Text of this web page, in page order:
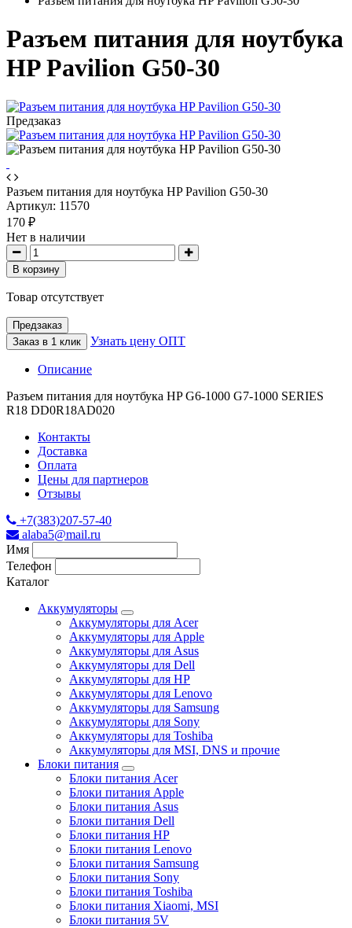
Разъем питания для ноутбука
HP Pavilion G50-30
Предзаказ
Разъем питания для ноутбука HP Pavilion G50-30
Артикул: 11570
170 ₽
Нет в наличии
В корзину
Товар отсутствует
Предзаказ
Заказ в 1 клик
Узнать цену ОПТ
Описание
Разъем питания для ноутбука HP G6-1000 G7-1000 SERIES
R18 DD0R18AD020
Контакты
Доставка
Оплата
Цены для партнеров
Отзывы
+7(383)207-57-40
alaba5@mail.ru
Имя
Телефон
Каталог
Аккумуляторы
Аккумуляторы для Acer
Аккумуляторы для Apple
Аккумуляторы для Asus
Аккумуляторы для Dell
Аккумуляторы для HP
Аккумуляторы для Lenovo
Аккумуляторы для Samsung
Аккумуляторы для Sony
Аккумуляторы для Toshiba
Аккумуляторы для MSI, DNS и прочие
Блоки питания
Блоки питания Acer
Блоки питания Apple
Блоки питания Asus
Блоки питания Dell
Блоки питания HP
Блоки питания Lenovo
Блоки питания Samsung
Блоки питания Sony
Блоки питания Toshiba
Блоки питания Xiaomi, MSI
Блоки питания 5V